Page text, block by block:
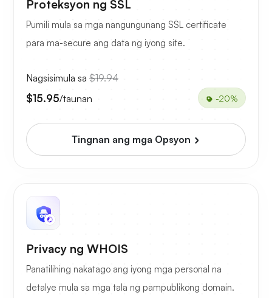
Proteksyon ng SSL
Pumili mula sa mga nangungunang SSL certificate
para ma-secure ang data ng iyong site.
Nagsisimula sa $19.94
$15.95/taunan -20%
Tingnan ang mga Opsyon
Privacy ng WHOIS
Panatilihing nakatago ang iyong mga personal na
detalye mula sa mga tala ng pampublikong domain.